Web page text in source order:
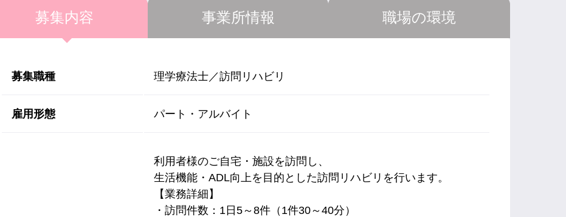
募集内容 事業所情報 職場の環境
募集職種 理学療法士／訪問リハビリ
雇用形態 パート・アルバイト
利用者様のご自宅・施設を訪問し、
生活機能・ADL向上を目的とした訪問リハビリを行います。
【業務詳細】
・訪問件数：1日5～8件（1件30～40分）